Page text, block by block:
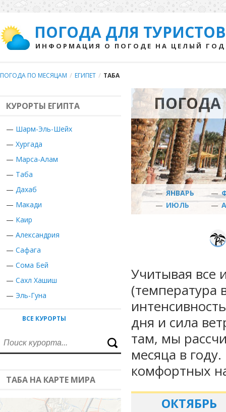
ПОГОДА ДЛЯ ТУРИСТОВ
ИНФОРМАЦИЯ О ПОГОДЕ НА ЦЕЛЫЙ ГОД
ПОГОДА ПО МЕСЯЦАМ / ЕГИПЕТ / ТАБА
КУРОРТЫ ЕГИПТА
— Шарм-Эль-Шейх
— Хургада
— Марса-Алам
— Таба
— Дахаб
— Макади
— Каир
— Александрия
— Сафага
— Сома Бей
— Сахл Хашиш
— Эль-Гуна
ВСЕ КУРОРТЫ
ТАБА НА КАРТЕ МИРА
ПОГОДА
— ЯНВАРЬ —
— ИЮЛЬ —
Учитывая все
(температура
дня и сила
там, мы
месяца в
комфортных
ОКТЯБРЬ